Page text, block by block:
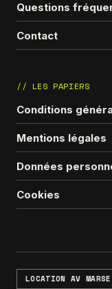
Questions
Contact
// LES PAPIERS
Conditions
Mentions légales
Données
Cookies
LOCATION AV